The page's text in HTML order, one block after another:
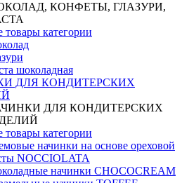
КОНФЕТЫ, ГЛАЗУРИ,
товары категории
шоколадная
ДЛЯ КОНДИТЕРСКИХ
ДЛЯ КОНДИТЕРСКИХ
товары категории
начинки на основе ореховой
NOCCIOLATA
начинки CHOCOCREAM